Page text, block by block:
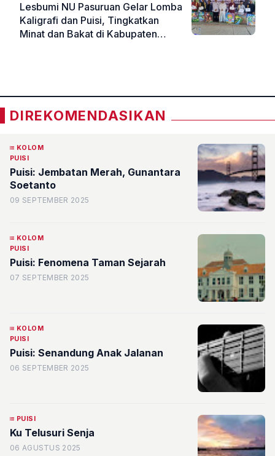
Lesbumi NU Pasuruan Gelar Lomba
Kaligrafi dan Puisi, Tingkatkan
Minat dan Bakat di Kabupaten
DIREKOMENDASIKAN
KOLOM
PUISI
Puisi: Jembatan Merah, Gunantara
Soetanto
09 SEPTEMBER 2025
KOLOM
PUISI
Puisi: Fenomena Taman Sejarah
07 SEPTEMBER 2025
KOLOM
PUISI
Puisi: Senandung Anak Jalanan
06 SEPTEMBER 2025
PUISI
Ku Telusuri Senja
06 AGUSTUS 2025